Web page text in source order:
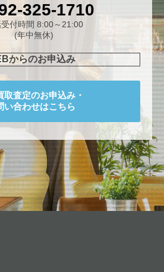
325-1710
受付時間 8:00～21:00
(年中無休)
からのお申込み
取査定のお申込み・
い合わせはこちら